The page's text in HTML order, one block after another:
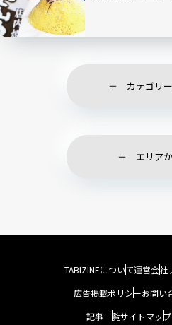
カテゴリ
エリア
TABIZINEについて運営会社
広告掲載ポリシーお問い
記事一覧サイトマップ